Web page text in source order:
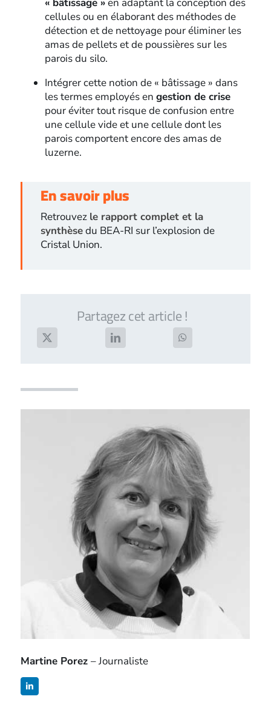
« bâtissage »en adaptant la conception des
cellules ou en élaborant des méthodes de
détection et de nettoyage pour éliminer les
amas de pellets et de poussières sur les
parois du silo.
Intégrer cette notion de « bâtissage » dans
les termes employés engestion de crise
pour éviter tout risque de confusion entre
une cellule vide et une cellule dont les
parois comportent encore des amas de
luzerne.
En savoir plus
Retrouvez le rapport complet et la
synthèsedu BEA-RI sur l’explosion de
Cristal Union.
Partagez cet article !
Martine Porez– Journaliste